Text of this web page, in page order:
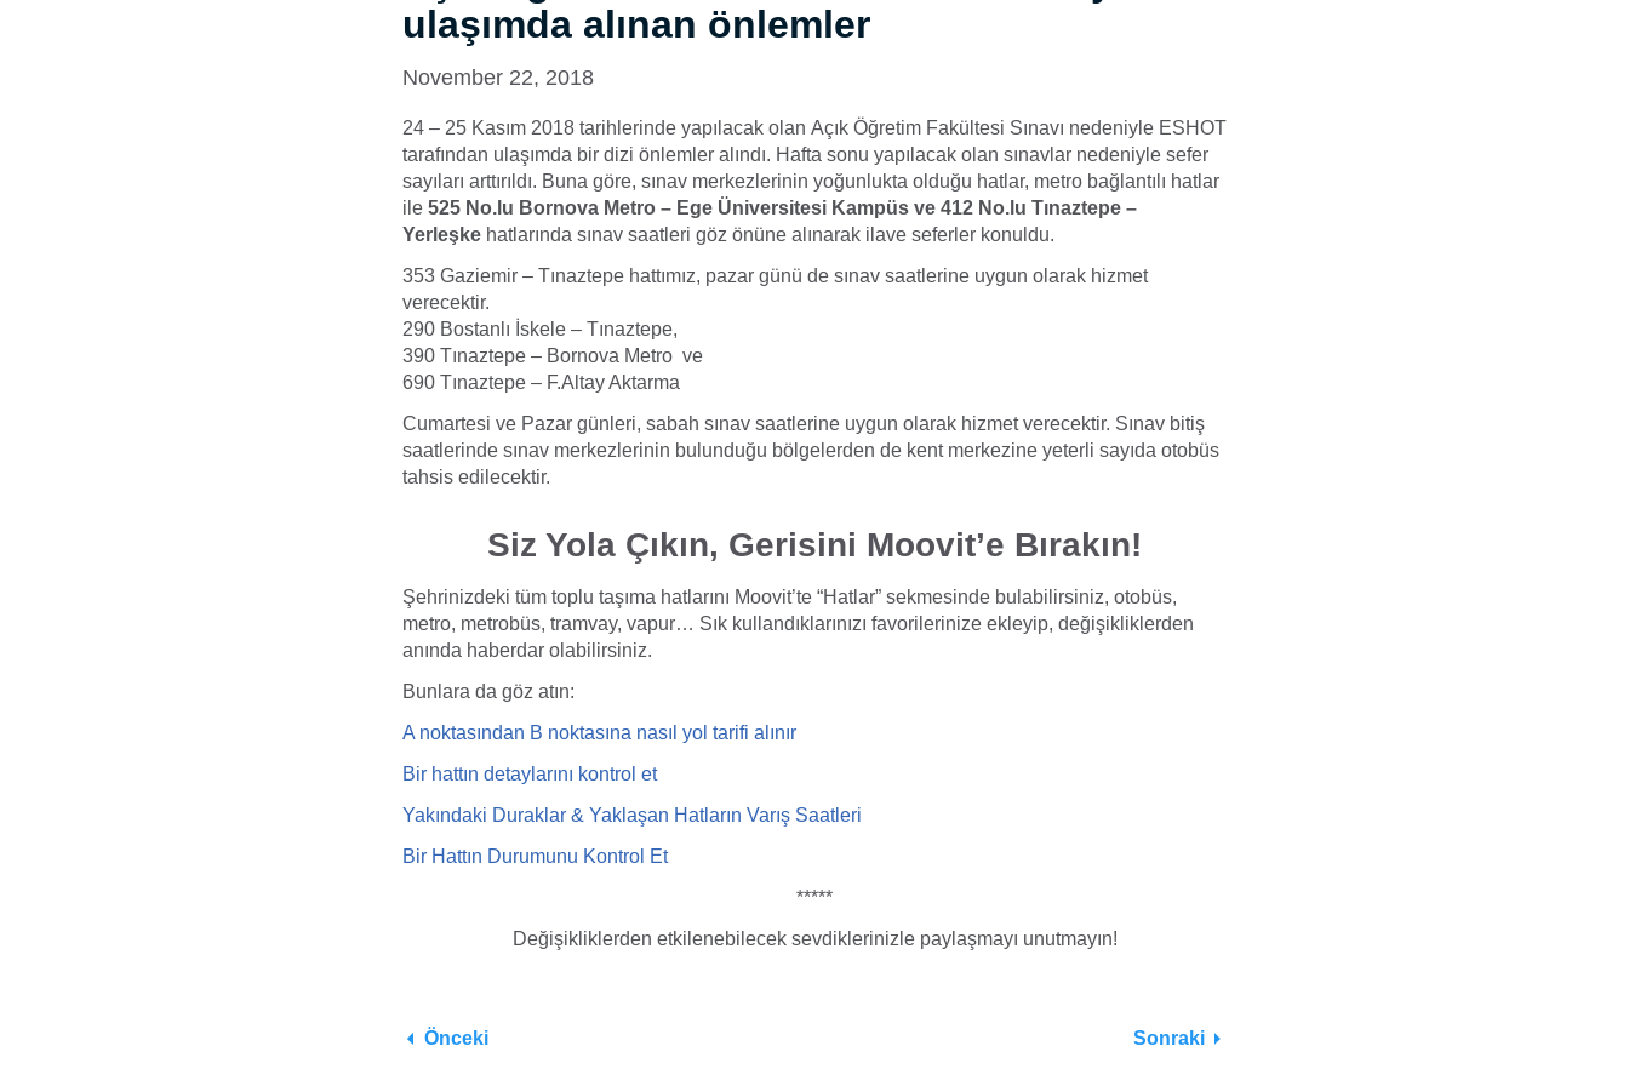
ulaşımda alınan önlemler
November 22, 2018
24 – 25 Kasım 2018 tarihlerinde yapılacak olan Açık Öğretim Fakültesi Sınavı nedeniyle ESHOT
tarafından ulaşımda bir dizi önlemler alındı. Hafta sonu yapılacak olan sınavlar nedeniyle sefer
sayıları arttırıldı. Buna göre, sınav merkezlerinin yoğunlukta olduğu hatlar, metro bağlantılı hatlar
ile 525 No.lu Bornova Metro – Ege Üniversitesi Kampüs ve 412 No.lu Tınaztepe –
Yerleşke hatlarında sınav saatleri göz önüne alınarak ilave seferler konuldu.
353 Gaziemir – Tınaztepe hattımız, pazar günü de sınav saatlerine uygun olarak hizmet
verecektir.
290 Bostanlı İskele – Tınaztepe,
390 Tınaztepe – Bornova Metro ve
690 Tınaztepe – F.Altay Aktarma
Cumartesi ve Pazar günleri, sabah sınav saatlerine uygun olarak hizmet verecektir. Sınav bitiş
saatlerinde sınav merkezlerinin bulunduğu bölgelerden de kent merkezine yeterli sayıda otobüs
tahsis edilecektir.
Siz Yola Çıkın, Gerisini Moovit’e Bırakın!
Şehrinizdeki tüm toplu taşıma hatlarını Moovit’te “Hatlar” sekmesinde bulabilirsiniz, otobüs,
metro, metrobüs, tramvay, vapur… Sık kullandıklarınızı favorilerinize ekleyip, değişikliklerden
anında haberdar olabilirsiniz.
Bunlara da göz atın:
A noktasından B noktasına nasıl yol tarifi alınır
Bir hattın detaylarını kontrol et
Yakındaki Duraklar & Yaklaşan Hatların Varış Saatleri
Bir Hattın Durumunu Kontrol Et
*****
Değişikliklerden etkilenebilecek sevdiklerinizle paylaşmayı unutmayın!
Önceki Sonraki